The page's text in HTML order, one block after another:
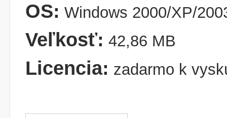
OS: Windows 2000/XP/
Veľkosť: 42,86 MB
Licencia: zadarmo k